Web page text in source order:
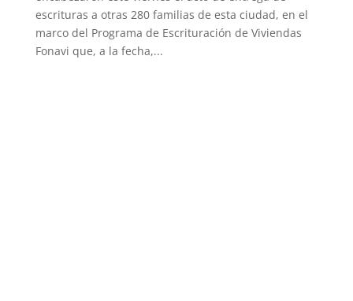
escrituras a otras 280 familias de esta ciudad, en el
marco del Programa de Escrituración de Viviendas
Fonavi que, a la fecha,...